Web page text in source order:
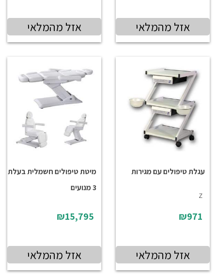
אזל מהמלאי אזל מהמלאי
עגלת טיפולים עם מגירות
Z
₪971
אזל מהמלאי
מיטת טיפולים חשמלית בעלת
3 מנועים
₪15,795
אזל מהמלאי